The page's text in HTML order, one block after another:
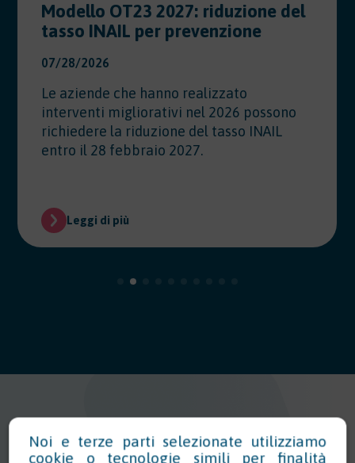
Modello OT23 2027: riduzione del
tasso INAIL per prevenzione
07/28/2026
Le aziende che hanno realizzato
interventi migliorativi nel 2026 possono
richiedere la riduzione del tasso INAIL
entro il 28 febbraio 2027.
Leggi di più
Noi e terze parti selezionate utilizziamo
cookie o tecnologie simili per finalità